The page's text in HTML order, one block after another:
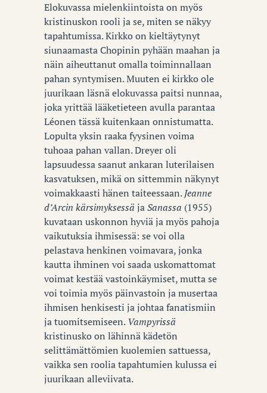
Elokuvassa mielenkiintoista on myös
kristinuskon rooli ja se, miten se näkyy
tapahtumissa. Kirkko on kieltäytynyt
siunaamasta Chopinin pyhään maahan ja
näin aiheuttanut omalla toiminnallaan
pahan syntymisen. Muuten ei kirkko ole
juurikaan läsnä elokuvassa paitsi nunnaa,
joka yrittää lääketieteen avulla parantaa
Léonen tässä kuitenkaan onnistumatta.
Lopulta yksin raaka fyysinen voima
tuhoaa pahan vallan. Dreyer oli
lapsuudessa saanut ankaran luterilaisen
kasvatuksen, mikä on sittemmin näkynyt
voimakkaasti hänen taiteessaan.Jeanne
d’Arcin kärsimyksessä jaSanassa (1955)
kuvataan uskonnon hyviä ja myös pahoja
vaikutuksia ihmisessä: se voi olla
pelastava henkinen voimavara, jonka
kautta ihminen voi saada uskomattomat
voimat kestää vastoinkäymiset, mutta se
voi toimia myös päinvastoin ja musertaa
ihmisen henkisesti ja johtaa fanatismiin
ja tuomitsemiseen.Vampyrissä
kristinusko on lähinnä kädetön
selittämättömien kuolemien sattuessa,
vaikka sen roolia tapahtumien kulussa ei
juurikaan alleviivata.